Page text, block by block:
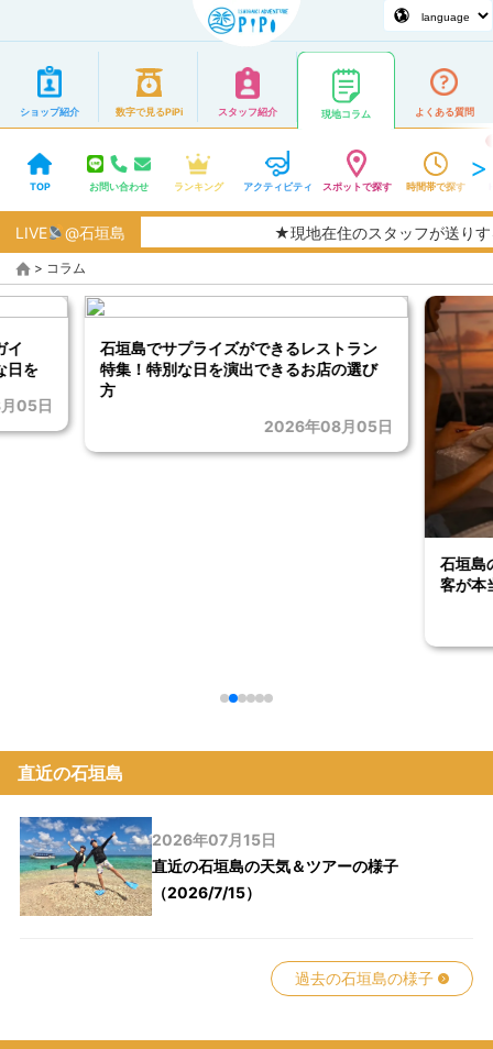
ショップ紹介 数字で見るPiPi スタッフ紹介 現地コラム よくある質問
TOP お問い合わせ ランキング アクティビティ スポットで探す 時間帯で探す
LIVE @石垣島 ★現地在住のスタッフが送りす
> コラム
イ
日を
05日
石垣島でサプライズができるレストラン
特集！特別な日を演出できるお店の選び
方
2026年08月05日
石垣島
客が本
直近の石垣島
2026年07月15日
直近の石垣島の天気＆ツアーの様子
（2026/7/15）
過去の石垣島の様子